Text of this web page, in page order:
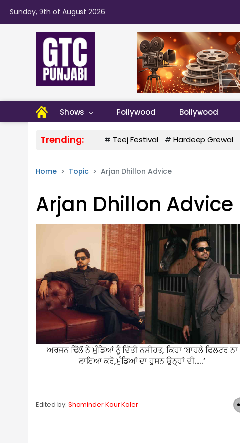
Sunday, 9th of August 2026
Shows Pollywood Bollywood
Trending: # Teej Festival # Hardeep Grewal
Home Topic Arjan Dhillon Advice
Arjan Dhillon Advice
ਅਰਜਨ ਢਿੱਲੋਂ ਨੇ ਮੁੰਡਿਆਂ ਨੂੰ ਦਿੱਤੀ ਨਸੀਹਤ, ਕਿਹਾ ‘ਬਾਹਲੇ ਫਿਲਟਰ ਨਾ
ਲਾਇਆ ਕਰੋ,ਮੁੰਡਿਆਂ ਦਾ ਹੁਸਨ ਉਨ੍ਹਾਂ ਦੀ…..’
Edited by: Shaminder Kaur Kaler